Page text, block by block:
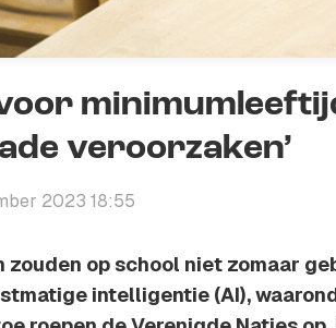
veroorzaken’
2023 18:55
zouden op school niet zomaar
intelligentie (AI),